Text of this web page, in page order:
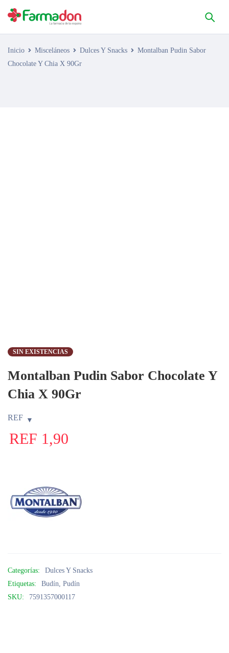
Inicio Misceláneos Dulces Y Snacks
Montalban Pudin Sabor
Chocolate Y Chia X 90Gr
SIN EXISTENCIAS
Montalban Pudin Sabor Chocolate Y
Chia X 90Gr
REF
REF 1,90
Categorías:
Dulces Y Snacks
Etiquetas:
Budín, Pudín
SKU:
7591357000117